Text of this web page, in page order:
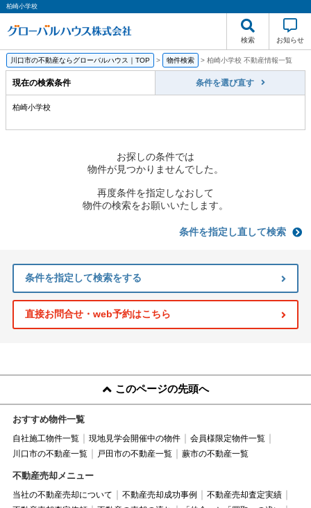
柏崎小学校
検索 お知らせ
川口市の不動産ならグローバルハウス｜TOP > 物件検索 > 柏崎小学校 不動産情報一覧
現在の検索条件 条件を選び直す
柏崎小学校
お探しの条件では
物件が見つかりませんでした。
再度条件を指定しなおして
物件の検索をお願いいたします。
条件を指定し直して検索
条件を指定して検索をする
直接お問合せ・web予約はこちら
このページの先頭へ
おすすめ物件一覧
自社施工物件一覧 現地見学会開催中の物件
会員様限定物件一覧
川口市の不動産一覧
戸田市の不動産一覧 蕨市の不動産一覧
不動産売却メニュー
当社の不動産売却について 不動産売却成功事例
不動産売却査定実績